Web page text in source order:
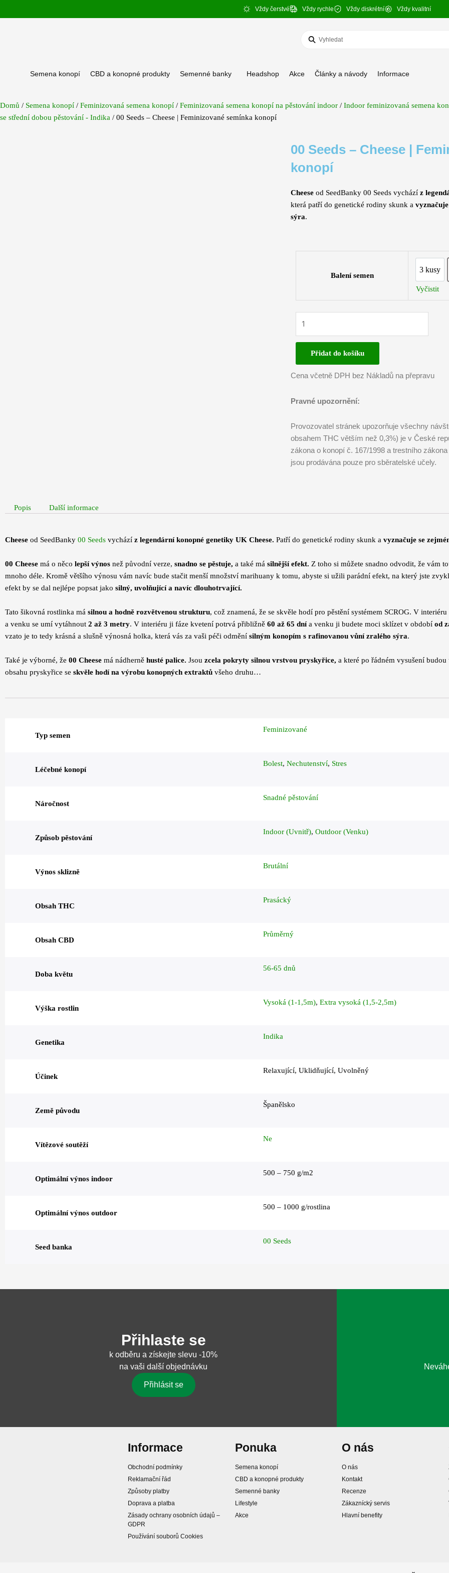
na
Vždy čerstvé Vždy rychle Vždy diskrétní Vždy kvalitní
Search
Semena konopí CBD a konopné produkty Semenné banky Headshop Akce Články a návody Informace
Domů / Semena konopí / Feminizovaná semena konopí / Feminizovaná semena konopí na pěstování indoor / Indoor feminizovaná semena
se střední dobou pěstování - Indika / 00 Seeds – Cheese | Feminizované semínka konopí
00 Seeds – Cheese |
konopí
Cheese od SeedBanky 00 Seeds vychází z
která patří do genetické rodiny skunk a
sýra.
Balení semen
3 kusy
3
Vyčistit
-
Cheese
|
Feminizované
konopí
Přidat do košíku
Cena včetně DPH bez Nákladů na přepravu
Pravné upozornění:
Provozovatel stránek upozorňuje všechny
obsahem THC větším než 0,3%) je v České
zákona o konopí č. 167/1998 a trestního
jsou prodávána pouze pro sběratelské učely.
Popis Další informace
Cheese od SeedBanky 00 Seeds vychází z legendární konopné genetiky UK Cheese. Patří do genetické rodiny skunk a vyznačuje se
00 Cheese má o něco lepší výnos než původní verze, snadno se pěstuje, a také má silnější efekt. Z toho si můžete snadno odvodit, že vám
mnoho déle. Kromě většího výnosu vám navíc bude stačit menší množství marihuany k tomu, abyste si užili parádní efekt, na který jste
efekt by se dal nejlépe popsat jako silný, uvolňující a navíc dlouhotrvající.
Tato šikovná rostlinka má silnou a hodně rozvětvenou strukturu, což znamená, že se skvěle hodí pro pěstění systémem SCROG. V
a venku se umí vytáhnout 2 až 3 metry. V interiéru ji fáze kvetení potrvá přibližně 60 až 65 dnía venku ji budete moci sklízet v období od
vzato je to tedy krásná a slušně výnosná holka, která vás za vaši péči odmění silným konopím s rafinovanou vůní zralého sýra.
Také je výborné, že 00 Cheese má nádherně husté palice. Jsou zcela pokryty silnou vrstvou pryskyřice, a které po řádném vysušení
obsahu pryskyřice se skvěle hodí na výrobu konopných extraktů všeho druhu…
Typ semen
Feminizované
Léčebné konopí
Bolest, Nechutenství, Stres
Náročnost
Snadné pěstování
Způsob pěstování
Indoor (Uvnitř), Outdoor (Venku)
Výnos sklizně
Brutální
Obsah THC
Prasácký
Obsah CBD
Průměrný
Doba květu
56-65 dnů
Výška rostlin
Vysoká (1-1,5m), Extra vysoká (1,5-2,5m)
Genetika
Indika
Účinek
Relaxující, Uklidňující, Uvolněný
Země původu
Španělsko
Vítězové soutěží
Ne
Optimální výnos indoor
500 – 750 g/m2
Optimální výnos outdoor
500 – 1000 g/rostlina
Seed banka
00 Seeds
Přihlaste se
k odběru a získejte slevu -10%
na vaši další objednávku
Přihlásit se
Informace
Obchodní podmínky
Reklamační řád
Způsoby platby
Doprava a platba
Zásady ochrany osobních údajů –
GDPR
Používání souborů Cookies
Ponuka
Semena konopí
CBD a konopné produkty
Semenné banky
Lifestyle
Akce
O nás
O nás
Kontakt
Recenze
Zákaznícký servis
Hlavní benefity